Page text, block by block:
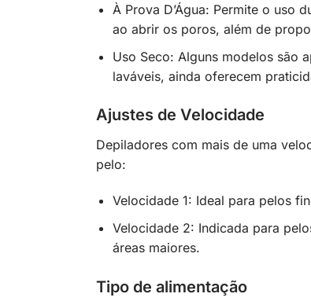
À Prova D’Água: Permite o uso
ao abrir os poros, além de
Uso Seco: Alguns modelos são
laváveis, ainda oferecem
Ajustes de Velocidade
Depiladores com mais de uma
pelo:
Velocidade 1: Ideal para pelos
Velocidade 2: Indicada para
áreas maiores.
Tipo de alimentação